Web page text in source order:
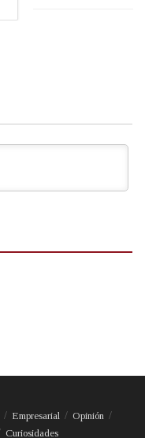
Empresarial
Opinión
Curiosidades